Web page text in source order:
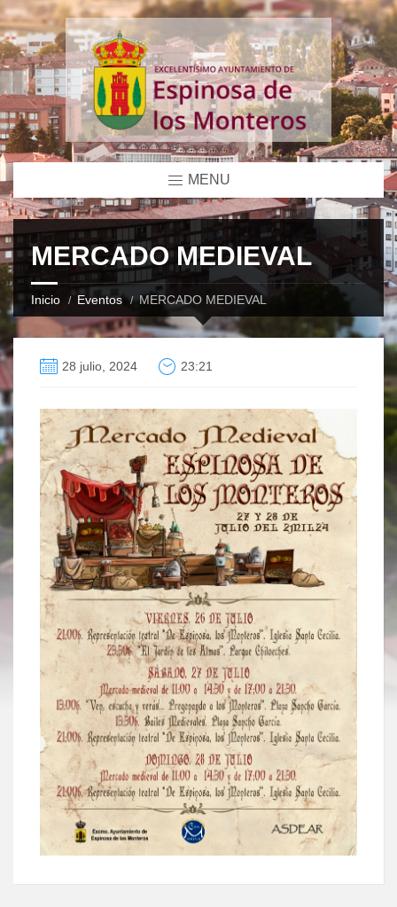
MENU
MERCADO MEDIEVAL
Inicio Eventos MERCADO MEDIEVAL
28 julio, 2024 23:21